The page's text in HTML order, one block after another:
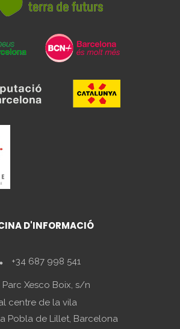
D'INFORMACIÓ
+34 687 998 541
Parc Xesco Boix, s/n
centre de la vila
Pobla de Lillet, Barcelona